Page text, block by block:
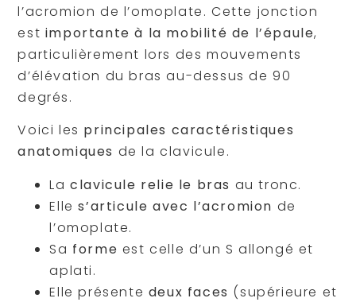
l’acromion de l’omoplate. Cette jonction
est importante à la mobilité de l’épaule,
particulièrement lors des mouvements
d’élévation du bras au-dessus de 90
degrés.
Voici les principales caractéristiques
anatomiques de la clavicule.
Laclavicule relie le bras au tronc.
Elles’articule avec l’acromion de
l’omoplate.
Sa forme est celle d’un S allongé et
aplati.
Elle présente deux faces (supérieure et